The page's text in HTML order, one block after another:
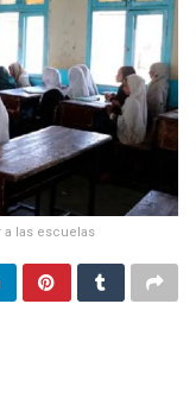
a las escuelas